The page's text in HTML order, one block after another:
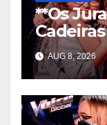
**Os
Depois
AUG 8, 2026